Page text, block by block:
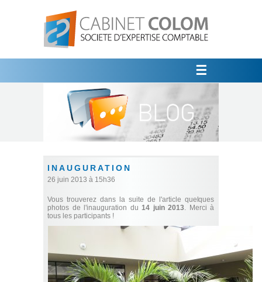
☰
INAUGURATION
26 juin 2013 à 15h36
Vous trouverez dans la suite de l'article quelques
photos de l'inauguration du14 juin 2013. Merci à
tous les participants !